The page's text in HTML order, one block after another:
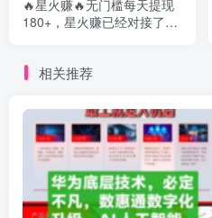
🔥星火赚🔥无门槛每天提现
180+，星火赚已经对接了大
相关推荐